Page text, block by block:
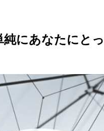
にあなたにと